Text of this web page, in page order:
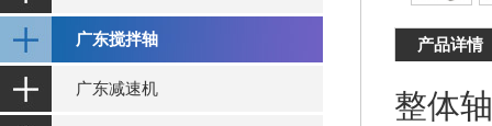
广东搅拌轴
广东减速机
产品详情
整体轴